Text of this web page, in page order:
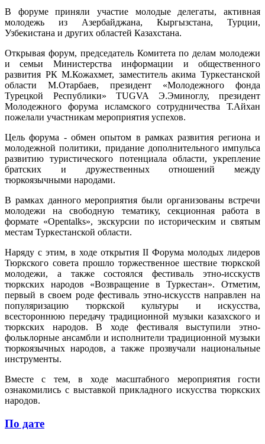
В форуме приняли участие молодые делегаты, активная
молодежь из Азербайджана, Кыргызстана, Турции,
Узбекистана и других областей Казахстана.
Открывая форум, председатель Комитета по делам молодежи
и семьи Министерства информации и общественного
развития РК М.Кожахмет, заместитель акима Туркестанской
области М.Отарбаев, президент «Молодежного фонда
Турецкой Республики» TUGVA Э.Эминоглу, президент
Молодежного форума исламского сотрудничества Т.Айхан
пожелали участникам мероприятия успехов.
Цель форума - обмен опытом в рамках развития региона и
молодежной политики, придание дополнительного импульса
развитию туристического потенциала области, укрепление
братских и дружественных отношений между
тюркоязычными народами.
В рамках данного мероприятия были организованы встречи
молодежи на свободную тематику, секционная работа в
формате «Opentalks», экскурсии по историческим и святым
местам Туркестанской области.
Наряду с этим, в ходе открытия II Форума молодых лидеров
Тюркского совета прошло торжественное шествие тюркской
молодежи, а также состоялся фестиваль этно-исскуств
тюркских народов «Возвращение в Туркестан». Отметим,
первый в своем роде фестиваль этно-искусств направлен на
популяризацию тюркской культуры и искусства,
всестороннюю передачу традиционной музыки казахского и
тюркских народов. В ходе фестиваля выступили этно-
фольклорные ансамбли и исполнители традиционной музыки
тюркоязычных народов, а также прозвучали национальные
инструменты.
Вместе с тем, в ходе масштабного мероприятия гости
ознакомились с выставкой прикладного искусства тюркских
народов.
По дате